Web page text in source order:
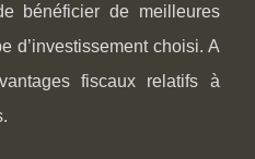
bénéficier de meilleures
d’investissement choisi. A
fiscaux relatifs à